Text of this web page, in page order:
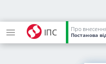
ІПС Про
Постанова